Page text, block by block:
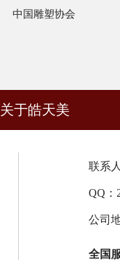
中国雕塑协会
关于皓天美
联系
QQ：
公司
全国